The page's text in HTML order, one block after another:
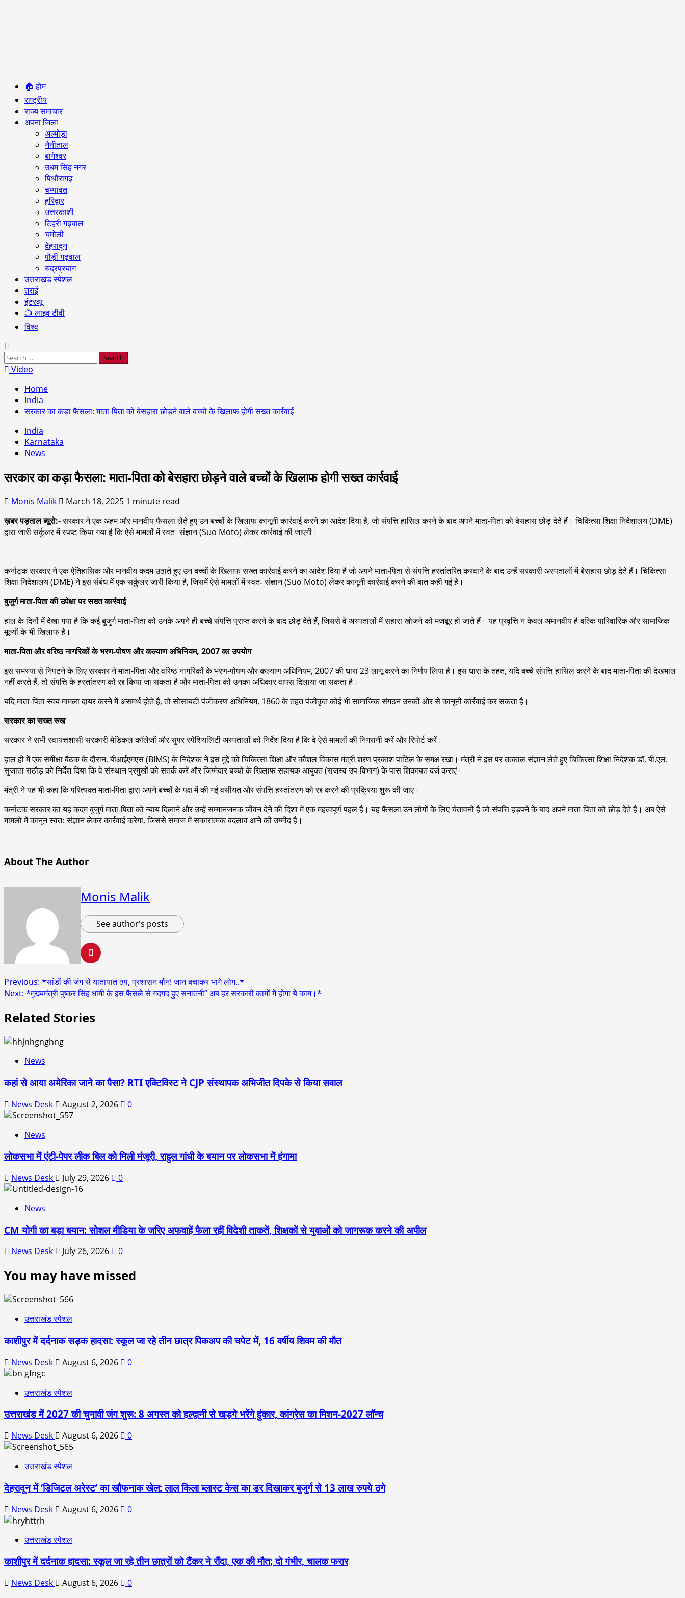
Primary
Menu
🏠 होम
राष्ट्रीय
राज्य समाचार
अपना जिला
अल्मोड़ा
नैनीताल
बागेश्वर
उधम सिंह नगर
पिथौरागढ़
चम्पावत
हरिद्वार
उत्तरकाशी
टिहरी गढ़वाल
चमोली
देहरादून
पौड़ी गढ़वाल
रुद्रप्रयाग
उत्तराखंड स्पेशल
तराई
इंटरव्यू
📺 लाइव टीवी
विश्व
Search
for:Video
Home
India
सरकार का कड़ा फैसला: माता-पिता को बेसहारा छोड़ने वाले बच्चों के खिलाफ होगी सख्त कार्रवाई
India
Karnataka
News
सरकार का कड़ा फैसला: माता-पिता को बेसहारा छोड़ने वाले बच्चों के खिलाफ होगी सख्त कार्रवाई
Monis Malik March 18, 2025 1 minute read
ख़बर पड़ताल ब्यूरो:-सरकार ने एक अहम और मानवीय फैसला लेते हुए उन बच्चों के खिलाफ कानूनी कार्रवाई करने का आदेश दिया है, जो संपत्ति हासिल करने के बाद अपने माता-पिता को बेसहारा छोड़ देते हैं। चिकित्सा शिक्षा निदेशालय (DME)
द्वारा जारी सर्कुलर में स्पष्ट किया गया है कि ऐसे मामलों में स्वतः संज्ञान (Suo Moto) लेकर कार्रवाई की जाएगी।
कर्नाटक सरकार ने एक ऐतिहासिक और मानवीय कदम उठाते हुए उन बच्चों के खिलाफ सख्त कार्रवाई करने का आदेश दिया है जो अपने माता-पिता से संपत्ति हस्तांतरित करवाने के बाद उन्हें सरकारी अस्पतालों में बेसहारा छोड़ देते हैं। चिकित्सा
शिक्षा निदेशालय (DME) ने इस संबंध में एक सर्कुलर जारी किया है, जिसमें ऐसे मामलों में स्वतः संज्ञान (Suo Moto) लेकर कानूनी कार्रवाई करने की बात कही गई है।
बुजुर्ग माता-पिता की उपेक्षा पर सख्त कार्रवाई
हाल के दिनों में देखा गया है कि कई बुजुर्ग माता-पिता को उनके अपने ही बच्चे संपत्ति प्राप्त करने के बाद छोड़ देते हैं, जिससे वे अस्पतालों में सहारा खोजने को मजबूर हो जाते हैं। यह प्रवृत्ति न केवल अमानवीय है बल्कि पारिवारिक और सामाजिक
मूल्यों के भी खिलाफ है।
माता-पिता और वरिष्ठ नागरिकों के भरण-पोषण और कल्याण अधिनियम, 2007 का उपयोग
इस समस्या से निपटने के लिए सरकार ने माता-पिता और वरिष्ठ नागरिकों के भरण-पोषण और कल्याण अधिनियम, 2007 की धारा 23 लागू करने का निर्णय लिया है। इस धारा के तहत, यदि बच्चे संपत्ति हासिल करने के बाद माता-पिता की देखभाल
नहीं करते हैं, तो संपत्ति के हस्तांतरण को रद्द किया जा सकता है और माता-पिता को उनका अधिकार वापस दिलाया जा सकता है।
यदि माता-पिता स्वयं मामला दायर करने में असमर्थ होते हैं, तो सोसायटी पंजीकरण अधिनियम, 1860 के तहत पंजीकृत कोई भी सामाजिक संगठन उनकी ओर से कानूनी कार्रवाई कर सकता है।
सरकार का सख्त रुख
सरकार ने सभी स्वायत्तशासी सरकारी मेडिकल कॉलेजों और सुपर स्पेशियलिटी अस्पतालों को निर्देश दिया है कि वे ऐसे मामलों की निगरानी करें और रिपोर्ट करें।
हाल ही में एक समीक्षा बैठक के दौरान, बीआईएमएस (BIMS) के निदेशक ने इस मुद्दे को चिकित्सा शिक्षा और कौशल विकास मंत्री शरण प्रकाश पाटिल के समक्ष रखा। मंत्री ने इस पर तत्काल संज्ञान लेते हुए चिकित्सा शिक्षा निदेशक डॉ. बी.एल.
सुजाता राठौड़ को निर्देश दिया कि वे संस्थान प्रमुखों को सतर्क करें और जिम्मेदार बच्चों के खिलाफ सहायक आयुक्त (राजस्व उप-विभाग) के पास शिकायत दर्ज कराएं।
मंत्री ने यह भी कहा कि परित्यक्त माता-पिता द्वारा अपने बच्चों के पक्ष में की गई वसीयत और संपत्ति हस्तांतरण को रद्द करने की प्रक्रिया शुरू की जाए।
कर्नाटक सरकार का यह कदम बुजुर्ग माता-पिता को न्याय दिलाने और उन्हें सम्मानजनक जीवन देने की दिशा में एक महत्वपूर्ण पहल है। यह फैसला उन लोगों के लिए चेतावनी है जो संपत्ति हड़पने के बाद अपने माता-पिता को छोड़ देते हैं। अब ऐसे
मामलों में कानून स्वतः संज्ञान लेकर कार्रवाई करेगा, जिससे समाज में सकारात्मक बदलाव आने की उम्मीद है।
About The Author
Monis Malik
See author's posts
Post
navigation
Previous: *सांडों की जंग से यातायात ठप, प्रशासन मौन! जान बचाकर भागे लोग..*
Next: *मुख्यमंत्री पुष्कर सिंह धामी के इस फैसले से गदगद हुए सनातनी” अब हर सरकारी कामों में होगा ये काम।*
Related Stories
News
कहां से आया अमेरिका जाने का पैसा? RTI एक्टिविस्ट ने CJP संस्थापक अभिजीत दिपके से किया सवाल
News Desk August 2, 2026 0
News
लोकसभा में एंटी-पेपर लीक बिल को मिली मंजूरी, राहुल गांधी के बयान पर लोकसभा में हंगामा
News Desk July 29, 2026 0
News
CM योगी का बड़ा बयान: सोशल मीडिया के जरिए अफवाहें फैला रहीं विदेशी ताकतें, शिक्षकों से युवाओं को जागरूक करने की अपील
News Desk July 26, 2026 0
You may have missed
उत्तराखंड स्पेशल
काशीपुर में दर्दनाक सड़क हादसा: स्कूल जा रहे तीन छात्र पिकअप की चपेट में, 16 वर्षीय शिवम की मौत
News Desk August 6, 2026 0
उत्तराखंड स्पेशल
उत्तराखंड में 2027 की चुनावी जंग शुरू: 8 अगस्त को हल्द्वानी से खड़गे भरेंगे हुंकार, कांग्रेस का मिशन-2027 लॉन्च
News Desk August 6, 2026 0
उत्तराखंड स्पेशल
देहरादून में ‘डिजिटल अरेस्ट’ का खौफनाक खेल: लाल किला ब्लास्ट केस का डर दिखाकर बुजुर्ग से 13 लाख रुपये ठगे
News Desk August 6, 2026 0
उत्तराखंड स्पेशल
काशीपुर में दर्दनाक हादसा: स्कूल जा रहे तीन छात्रों को टैंकर ने रौंदा, एक की मौत; दो गंभीर, चालक फरार
News Desk August 6, 2026
0